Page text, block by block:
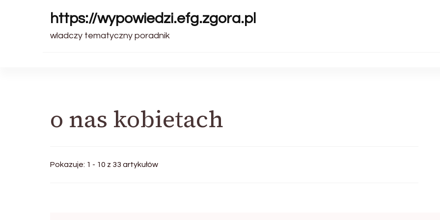
https://wypowiedzi.efg.zgora.pl
wladczy tematyczny poradnik
o nas kobietach
Pokazuje: 1 - 10 z 33 artykułów